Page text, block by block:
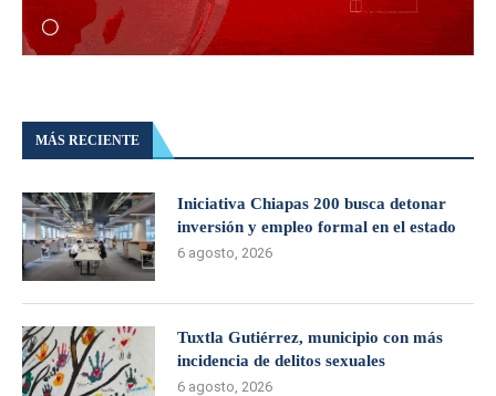
MÁS RECIENTE
Iniciativa Chiapas 200 busca detonar
inversión y empleo formal en el estado
6 agosto, 2026
Tuxtla Gutiérrez, municipio con más
incidencia de delitos sexuales
6 agosto, 2026